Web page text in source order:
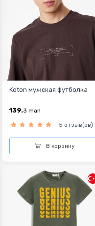
Koton мужская футболка
139.3 man
5 отзыв(ов)
В корзину